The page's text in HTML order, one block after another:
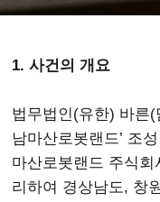
1. 사건의 개요
법무법인(유한) 바른(
남마산로봇랜드’ 조
마산로봇랜드 주식회
리하여 경상남도, 창